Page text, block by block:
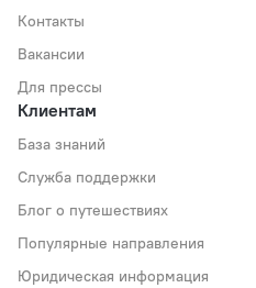
Контакты
Вакансии
Для прессы
Клиентам
База знаний
Служба поддержки
Блог о путешествиях
Популярные направления
Юридическая информация